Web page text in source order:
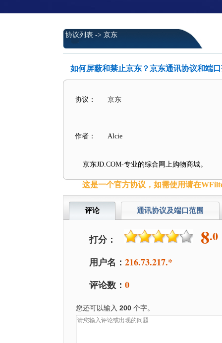
协议列表 -> 京东
如何屏蔽和禁止京东？京东通讯协议和端
协议： 京东
作者： Alcie
京东JD.COM-专业的综合网上购物商城。
这是一个官方协议，如需使用请在
评论 通讯协议及端口范围
打分： 8.0
用户名： 216.73.217.*
评论数： 0
您还可以输入 200个字。